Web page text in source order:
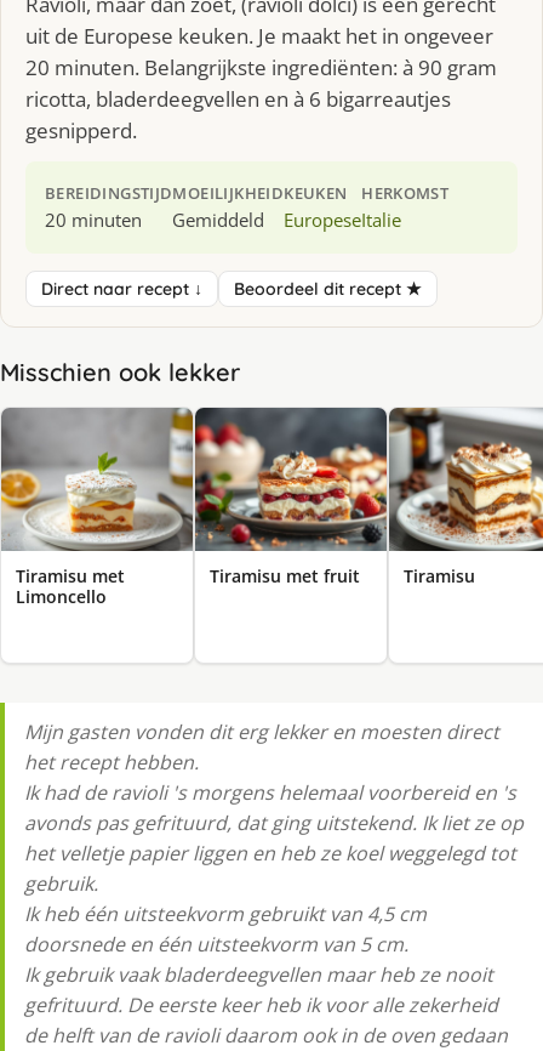
uit de Europese keuken. Je maakt het in ongeveer
20 minuten. Belangrijkste ingrediënten: à 90 gram
ricotta, bladerdeegvellen en à 6 bigarreautjes
gesnipperd.
BEREIDINGSTIJD
20 minuten
MOEILIJKHEID
Gemiddeld
KEUKEN
Europese
HERKOMST
Italie
Direct naar recept ↓ Beoordeel dit recept ★
Misschien ook lekker
Tiramisu met
Limoncello
Tiramisu met fruit Tiramisu
Mijn gasten vonden dit erg lekker en moesten direct
het recept hebben.
Ik had de ravioli 's morgens helemaal voorbereid en 's
avonds pas gefrituurd, dat ging uitstekend. Ik liet ze op
het velletje papier liggen en heb ze koel weggelegd tot
gebruik.
Ik heb één uitsteekvorm gebruikt van 4,5 cm
doorsnede en één uitsteekvorm van 5 cm.
Ik gebruik vaak bladerdeegvellen maar heb ze nooit
gefrituurd. De eerste keer heb ik voor alle zekerheid
de helft van de ravioli daarom ook in de oven gedaan